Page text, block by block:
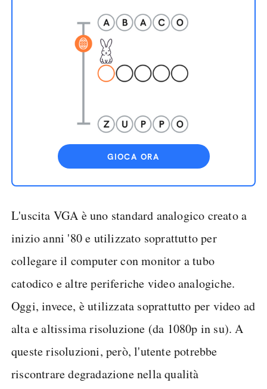
GIOCA ORA
L'uscita VGA è uno standard analogico creato a
inizio anni '80 e utilizzato soprattutto per
collegare il computer con monitor a tubo
catodico e altre periferiche video analogiche.
Oggi, invece, è utilizzata soprattutto per video ad
alta e altissima risoluzione (da 1080p in su). A
queste risoluzioni, però, l'utente potrebbe
riscontrare degradazione nella qualità